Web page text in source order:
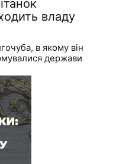
владу
в якому він
держави